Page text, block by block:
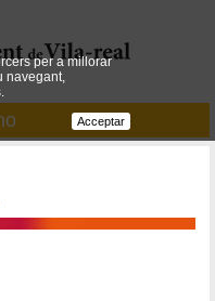
per a millorar
navegant,
Acceptar